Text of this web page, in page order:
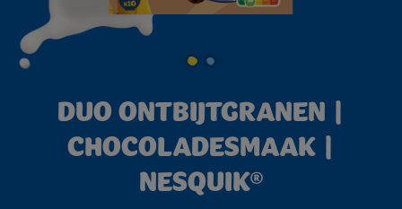
NESQUIK®
DUO ONTBIJTGRANEN |
CHOCOLADESMAAK |
NESQUIK®